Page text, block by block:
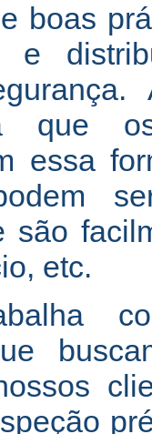
boas
e
que
essa
são
etc.